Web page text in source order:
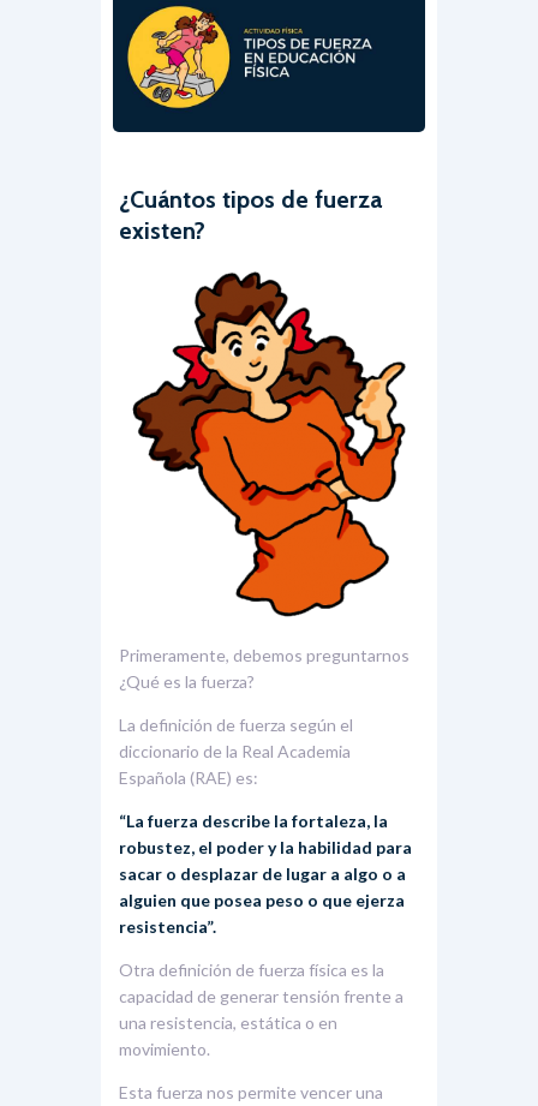
¿Cuántos tipos de fuerza
existen?
Primeramente, debemos preguntarnos
¿Qué es la fuerza?
La definición de fuerza según el
diccionario de la Real Academia
Española (RAE) es:
“La fuerza describe la fortaleza, la
robustez, el poder y la habilidad para
sacar o desplazar de lugar a algo o a
alguien que posea peso o que ejerza
resistencia”.
Otra definición de fuerza física es la
capacidad de generar tensión frente a
una resistencia, estática o en
movimiento.
Esta fuerza nos permite vencer una